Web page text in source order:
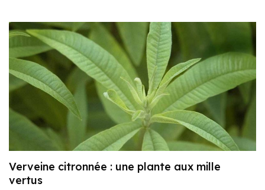
Verveine citronnée : une plante aux mille
vertus